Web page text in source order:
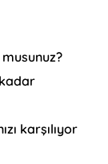
karşılıyor